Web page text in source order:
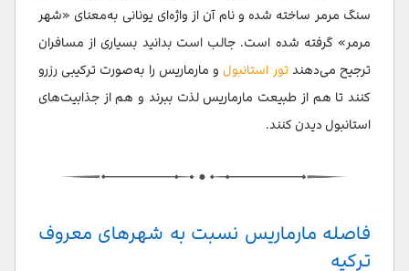
سنگ مرمر ساخته شده و نام آن از واژه‌ای یونانی به‌معنای «شهر
مرمر» گرفته شده است. جالب است بدانید بسیاری از مسافران
ترجیح می‌دهند تور استانبول و مارماریس را به‌صورت ترکیبی رزرو
کنند تا هم از طبیعت مارماریس لذت ببرند و هم از جذابیت‌های
استانبول دیدن کنند.
فاصله مارماریس نسبت به شهرهای معروف
ترکیه